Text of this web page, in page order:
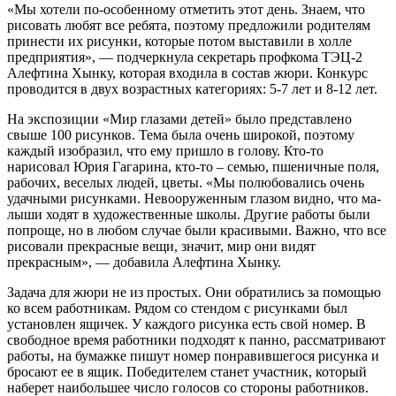
«Мы хотели по-особенно­му отметить этот день. Зна­ем, что
рисовать любят все ребята, поэтому предложили родителям
принести их ри­сунки, которые потом выста­вили в холле
предприятия», — подчеркнула секретарь профкома ТЭЦ-2
Алефтина Хынку, которая входила в со­став жюри. Конкурс
прово­дится в двух возрастных ка­тегориях: 5-7 лет и 8-12 лет.
На экспозиции «Мир гла­зами детей» было представ­лено
свыше 100 рисунков. Тема была очень широкой, поэтому
каждый изобразил, что ему пришло в голову. Кто-то
нарисовал Юрия Га­гарина, кто-то – семью, пше­ничные поля,
рабочих, весе­лых людей, цветы. «Мы по­любовались очень
удачны­ми рисунками. Невооружен­ным глазом видно, что ма­
лыши ходят в художествен­ные школы. Другие рабо­ты были
попроще, но в лю­бом случае были красивы­ми. Важно, что все
рисовали прекрасные вещи, значит, мир они видят
прекрасным», — добавила Алефтина Хынку.
Задача для жюри не из простых. Они обратились за помощью
ко всем работни­кам. Рядом со стендом с ри­сунками был
установлен ящичек. У каждого рисунка есть свой номер. В
свободное время работники подходят к панно, рассматривают
ра­боты, на бумажке пишут но­мер понравившегося рисун­ка и
бросают ее в ящик. По­бедителем станет участник, который
наберет наиболь­шее число голосов со сторо­ны работников.